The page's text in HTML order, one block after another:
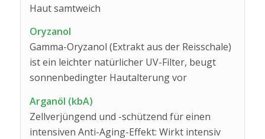
Haut samtweich
Oryzanol
Gamma-Oryzanol (Extrakt aus der Reisschale)
ist ein leichter natürlicher UV-Filter, beugt
sonnenbedingter Hautalterung vor
Arganöl (kbA)
Zellverjüngend und -schützend für einen
intensiven Anti-Aging-Effekt: Wirkt intensiv